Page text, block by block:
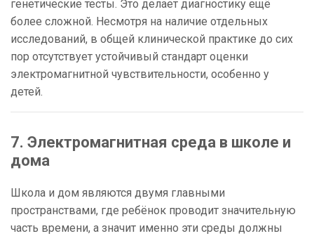
генетические тесты. Это делает диагностику ещё
более сложной. Несмотря на наличие отдельных
исследований, в общей клинической практике до сих
пор отсутствует устойчивый стандарт оценки
электромагнитной чувствительности, особенно у
детей.
7. Электромагнитная среда в школе и
дома
Школа и дом являются двумя главными
пространствами, где ребёнок проводит значительную
часть времени, а значит именно эти среды должны